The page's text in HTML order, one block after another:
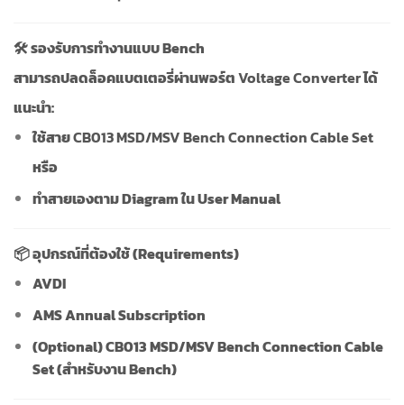
🛠️ รองรับการทำงานแบบ Bench
สามารถปลดล็อคแบตเตอรี่ผ่านพอร์ตVoltage Converterได้
แนะนำ:
ใช้สายCB013 MSD/MSV Bench Connection Cable Set
หรือ
ทำสายเองตาม Diagram ใน User Manual
📦 อุปกรณ์ที่ต้องใช้ (Requirements)
AVDI
AMS Annual Subscription
(Optional) CB013 MSD/MSV Bench Connection Cable
Set (สำหรับงาน Bench)